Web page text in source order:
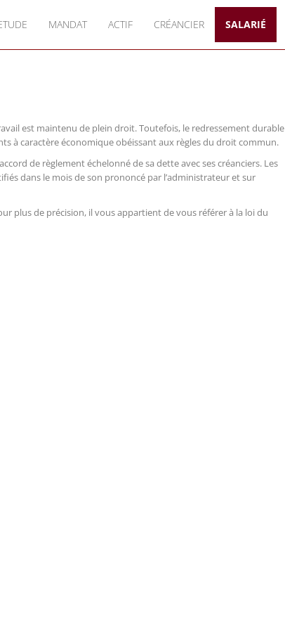
MANDAT ACTIF CRÉANCIER SALARIÉ
est maintenu de plein droit. Toutefois, le redressement durable
à caractère économique obéissant aux règles du droit commun.
de règlement échelonné de sa dette avec ses créanciers. Les
dans le mois de son prononcé par l’administrateur et sur
plus de précision, il vous appartient de vous référer à la loi du